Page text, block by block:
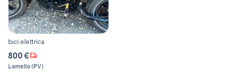
bici elettrica
800 €
Lomello(PV)